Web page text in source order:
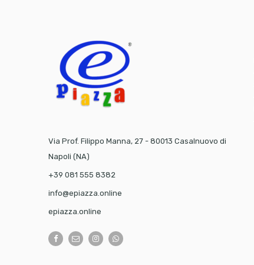
Via Prof. Filippo Manna, 27 - 80013 Casalnuovo di
Napoli (NA)
+39 081 555 8382
info@epiazza.online
epiazza.online